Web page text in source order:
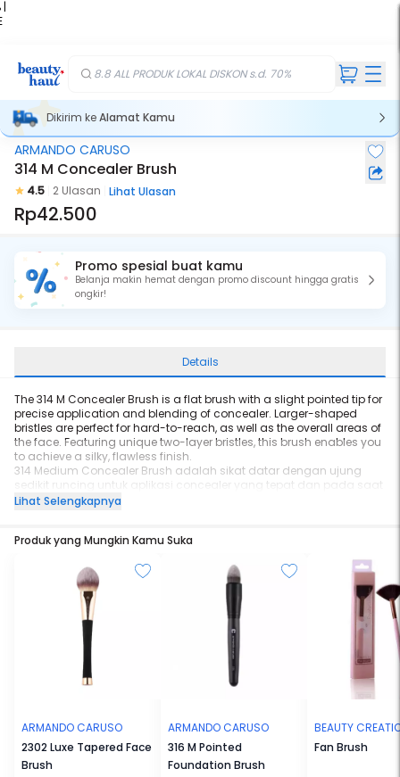
|
8.8 ALL PRODUK LOKAL DISKON s.d. 70%
Dikirim keAlamat Kamu
ARMANDO CARUSO
314 M Concealer Brush
4.5 2 Ulasan Lihat Ulasan
Rp42.500
Promo spesial buat kamu
Belanja makin hemat dengan promo discount hingga gratis
ongkir!
Details
The 314 M Concealer Brush is a flat brush with a slight pointed tip for
precise application and blending of concealer. Larger-shaped
bristles are perfect for hard-to-reach, as well as the overall areas of
the face. Featuring unique two-layer bristles, this brush enables you
to achieve a silky, flawless finish.
314 Medium Concealer Brush adalah sikat datar dengan ujung
sedikit runcing untuk aplikasi concealer yang tepat dan pada saat
membaur. Bentuk bulunya sangat sempurna untuk mencapai area
Anda untuk mencapai hasil yang halus dan sempurna.
Material: Synthetic
Armando Caruso makeup brushes are made with vegan friendly,
cruelty-free synthetic but soft and high quality bristles.
Lihat Selengkapnya
Produk yang Mungkin Kamu Suka
ARMANDO CARUSO
2302 Luxe Tapered Face
Brush
ARMANDO CARUSO
316 M Pointed
Foundation Brush
BEAUTY
Fan Brush